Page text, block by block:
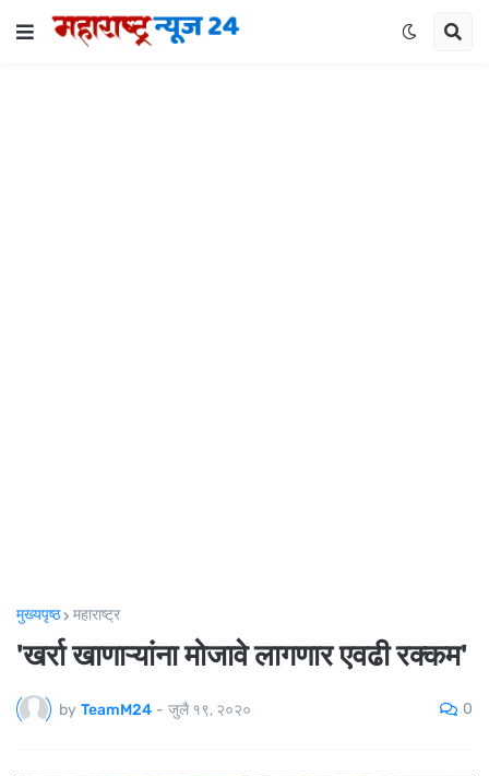
मुख्यपृष्ठ महाराष्ट्र
'खर्रा खाणाऱ्यांना मोजावे लागणार एवढी रक्कम'
by TeamM24 - जुलै १९, २०२० 0